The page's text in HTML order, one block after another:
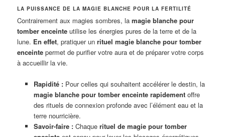
LA PUISSANCE DE LA MAGIE BLANCHE POUR LA FERTILITÉ
Contrairement aux magies sombres, lamagie blanche pour
tomber enceinte utilise les énergies pures de la terre et de la
lune. En effet, pratiquer unrituel magie blanche pour tomber
enceinte permet de purifier votre aura et de préparer votre corps
à accueillir la vie.
Rapidité :Pour celles qui souhaitent accélérer le destin, la
magie blanche pour tomber enceinte rapidementoffre
des rituels de connexion profonde avec l’élément eau et la
terre nourricière.
Savoir-faire :Chaque rituel de magie pour tomber